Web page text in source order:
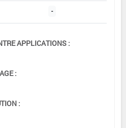
-
APPLICATIONS :
:
: